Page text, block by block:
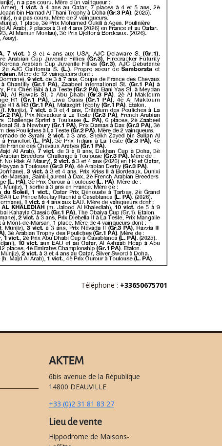
Téléphone : +33650675701
AKTEM
6bis avenue de la République
14800 DEAUVILLE
+33 (0)2 31 81 83 27
Lieu de vente
Hippodrome de Maisons-